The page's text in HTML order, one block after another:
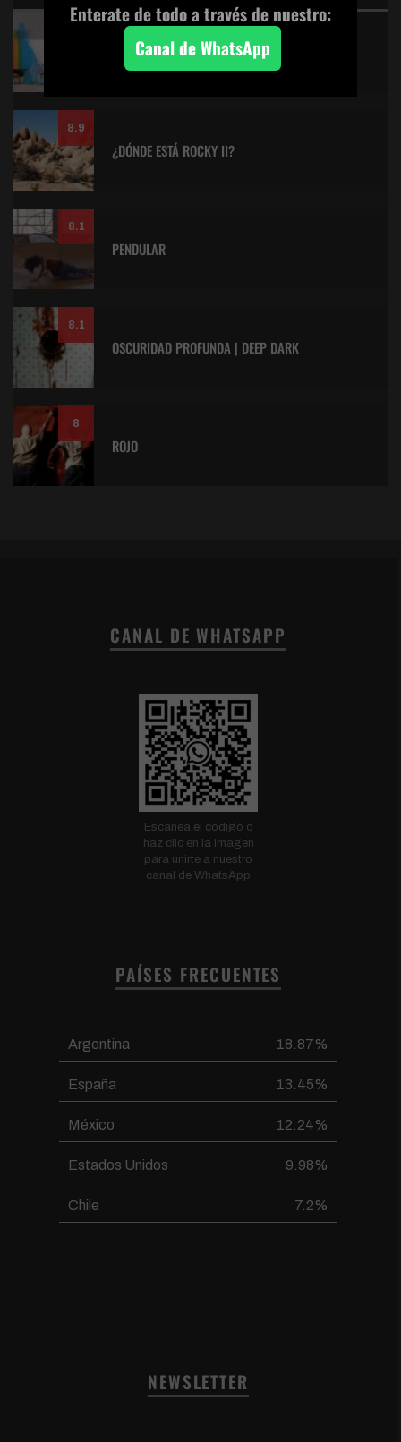
KITANO > AQUILES Y LA TORTUGA
8.9
¿DÓNDE ESTÁ ROCKY II?
8.1
PENDULAR
8.1
OSCURIDAD PROFUNDA | DEEP DARK
8
ROJO
CANAL DE WHATSAPP
Escanea el código o
haz clic en la imagen
para unirte a nuestro
canal de WhatsApp
PAÍSES FRECUENTES
Argentina 18.87%
España 13.45%
México 12.24%
Estados Unidos 9.98%
Chile 7.2%
NEWSLETTER
Enterate de todo a través de nuestro:
Canal de WhatsApp